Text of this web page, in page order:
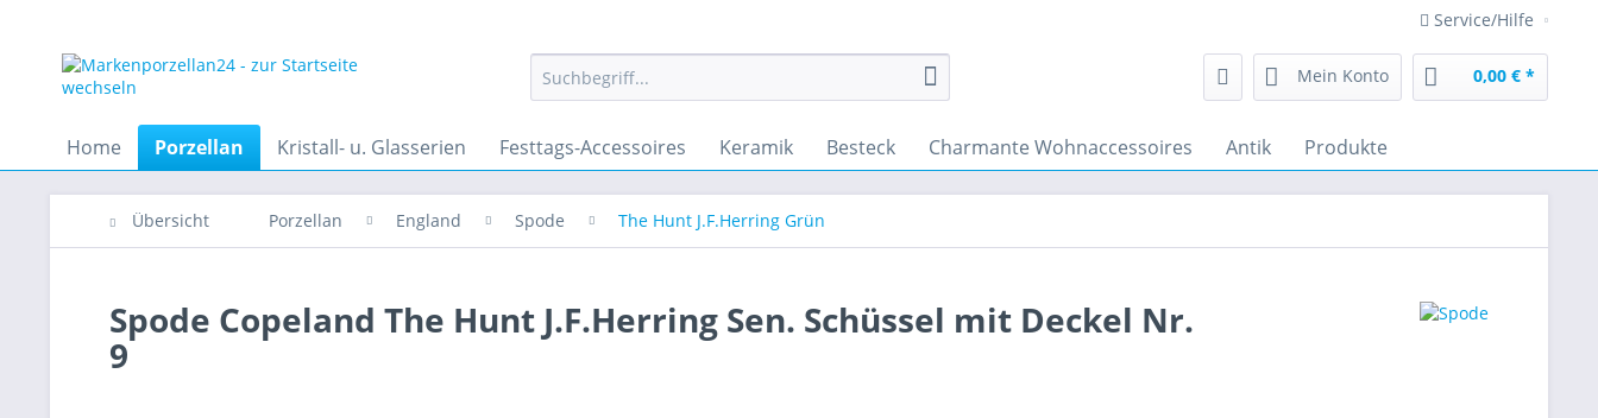
Service/Hilfe
Mein Konto 0,00 € *
Home Porzellan Kristall- u. Glasserien Festtags-Accessoires Keramik Besteck Charmante Wohnaccessoires Antik Produkte
Übersicht Porzellan England Spode The Hunt J.F.Herring Grün
Spode Copeland The Hunt J.F.Herring Sen. Schüssel mit Deckel Nr.
9